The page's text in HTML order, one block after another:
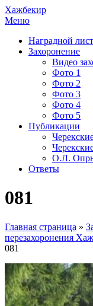
Хажбекир
Меню
Наградной лист
Захоронение
Видео
Фото 1
Фото 2
Фото 3
Фото 4
Фото 5
Публикации
О.Л.
Ответы
081
Главная страница »
перезахоронения
081